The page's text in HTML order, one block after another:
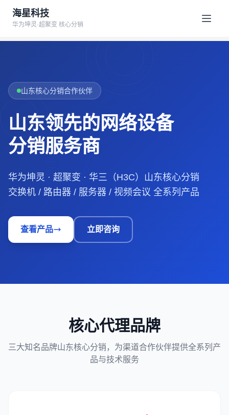
海星科技
华为坤灵·超聚变 核心分销
山东核心分销合作伙伴
山东领先的网络设备
分销服务商
华为坤灵 · 超聚变 · 华三（H3C）山东核心分销
交换机 / 路由器 / 服务器 / 视频会议 全系列产品
查看产品 立即咨询
核心代理品牌
三大知名品牌山东核心分销，为渠道合作伙伴提供全系列产
品与技术服务